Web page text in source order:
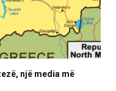
një media më